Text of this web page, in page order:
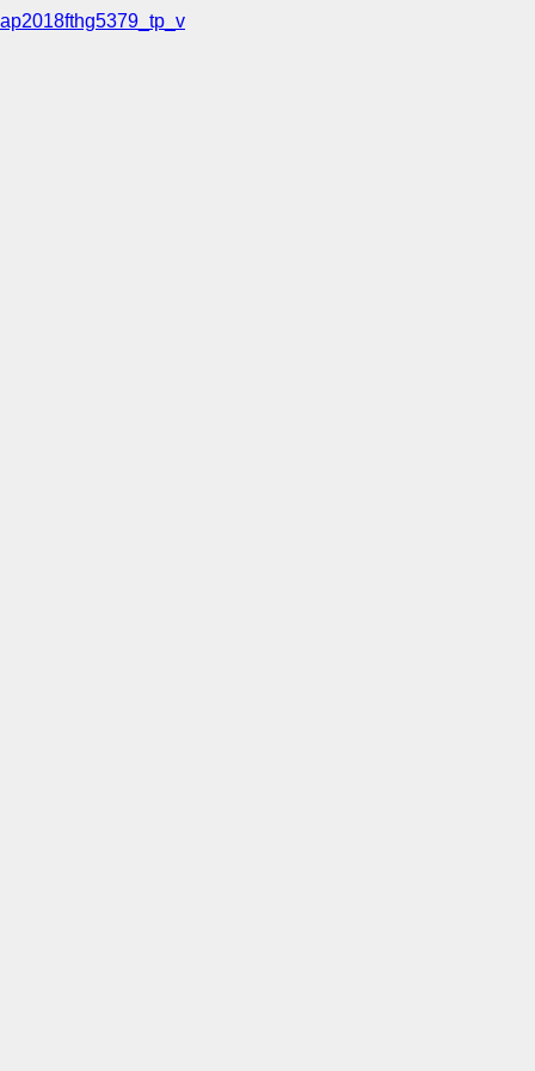
ap2018fthg5379_tp_v